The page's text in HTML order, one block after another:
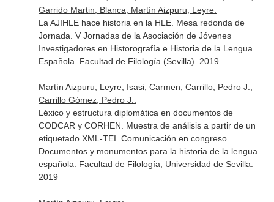
Garrido Martin, Blanca, Martín Aizpuru, Leyre:
La AJIHLE hace historia en la HLE. Mesa redonda de
Jornada. V Jornadas de la Asociación de Jóvenes
Investigadores en Historografía e Historia de la Lengua
Española. Facultad de Filología (Sevilla). 2019
Martín Aizpuru, Leyre, Isasi, Carmen, Carrillo, Pedro J.,
Carrillo Gómez, Pedro J.:
Léxico y estructura diplomática en documentos de
CODCAR y CORHEN. Muestra de análisis a partir de un
etiquetado XML-TEI. Comunicación en congreso.
Documentos y monumentos para la historia de la lengua
española. Facultad de Filología, Universidad de Sevilla.
2019